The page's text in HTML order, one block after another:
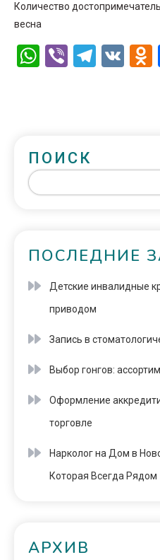
Количество
весна
WhatsApp
Viber VK
ПОИСК
ПОСЛЕДНИЕ
Детские инвалидные
приводом
Запись в
Выбор гонгов:
Оформление
торговле
Нарколог на Дом в
Которая Всегда Рядом
АРХИВ